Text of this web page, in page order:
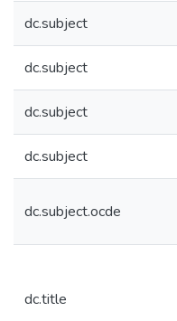
dc.subject
dc.subject
dc.subject
dc.subject
dc.subject.ocde
dc.title